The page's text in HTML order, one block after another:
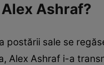
Ashraf?
postării sale se
Alex Ashraf i-a